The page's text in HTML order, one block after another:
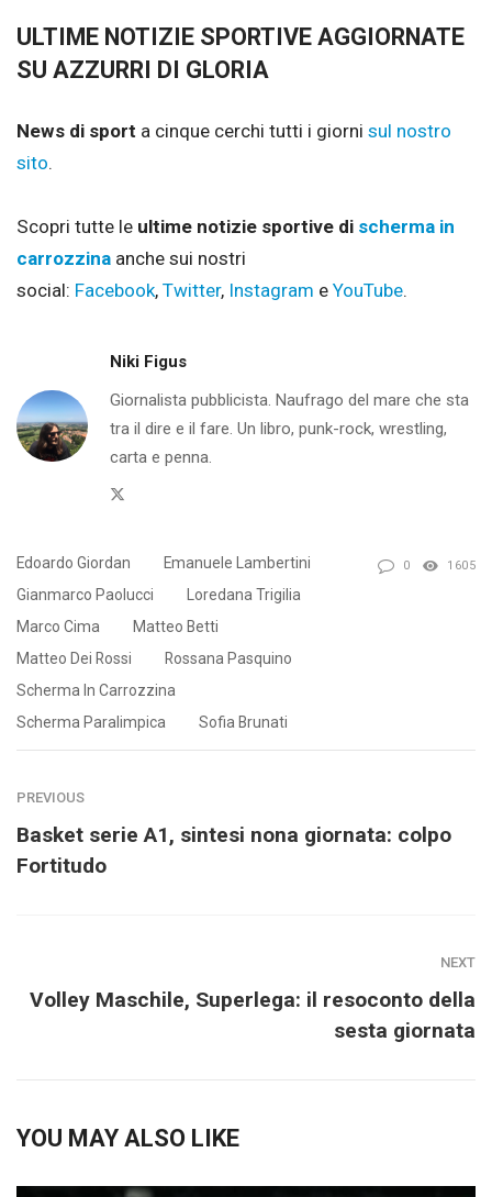
ULTIME NOTIZIE SPORTIVE AGGIORNATE
SU AZZURRI DI GLORIA
News di sport a cinque cerchi tutti i giorni sul nostro
sito.
Scopri tutte le ultime notizie sportive di scherma in
carrozzina anche sui nostri
social: Facebook, Twitter, Instagram e YouTube.
Niki Figus
Giornalista pubblicista. Naufrago del mare che sta
tra il dire e il fare. Un libro, punk-rock, wrestling,
carta e penna.
Edoardo Giordan
Emanuele Lambertini
Gianmarco Paolucci
Loredana Trigilia
Marco Cima
Matteo Betti
Matteo Dei Rossi
Rossana Pasquino
Scherma In Carrozzina
Scherma Paralimpica
Sofia Brunati
0 1605
PREVIOUS
Basket serie A1, sintesi nona giornata: colpo
Fortitudo
NEXT
Volley Maschile, Superlega: il resoconto della
sesta giornata
YOU MAY ALSO LIKE